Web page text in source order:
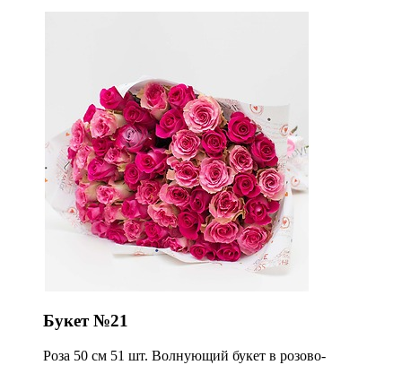
Букет №21
Роза 50 см 51 шт. Волнующий букет в розово-